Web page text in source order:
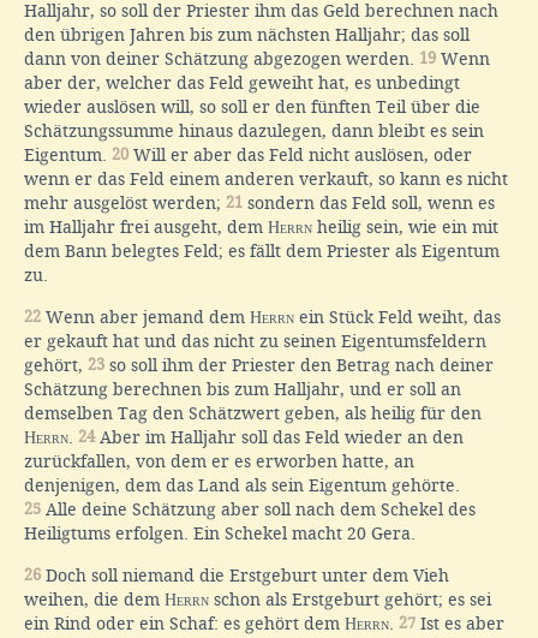
Halljahr, so soll der Priester ihm das Geld berechnen nach
den übrigen Jahren bis zum nächsten Halljahr; das soll
dann von deiner Schätzung abgezogen werden. 19 Wenn
aber der, welcher das Feld geweiht hat, es unbedingt
wieder auslösen will, so soll er den fünften Teil über die
Schätzungssumme hinaus dazulegen, dann bleibt es sein
Eigentum. 20 Will er aber das Feld nicht auslösen, oder
wenn er das Feld einem anderen verkauft, so kann es nicht
mehr ausgelöst werden; 21 sondern das Feld soll, wenn es
im Halljahr frei ausgeht, dem Herrn heilig sein, wie ein mit
dem Bann belegtes Feld; es fällt dem Priester als Eigentum
zu.
22 Wenn aber jemand dem Herrn ein Stück Feld weiht, das
er gekauft hat und das nicht zu seinen Eigentumsfeldern
gehört, 23 so soll ihm der Priester den Betrag nach deiner
Schätzung berechnen bis zum Halljahr, und er soll an
demselben Tag den Schätzwert geben, als heilig für den
Herrn 24Aber im Halljahr soll das Feld wieder an den
zurückfallen, von dem er es erworben hatte, an
denjenigen, dem das Land als sein Eigentum gehörte.
25 Alle deine Schätzung aber soll nach dem Schekel des
Heiligtums erfolgen. Ein Schekel macht 20 Gera.
26 Doch soll niemand die Erstgeburt unter dem Vieh
weihen, die dem Herrn schon als Erstgeburt gehört; es sei
ein Rind oder ein Schaf: es gehört dem Herrn 27 Ist es aber